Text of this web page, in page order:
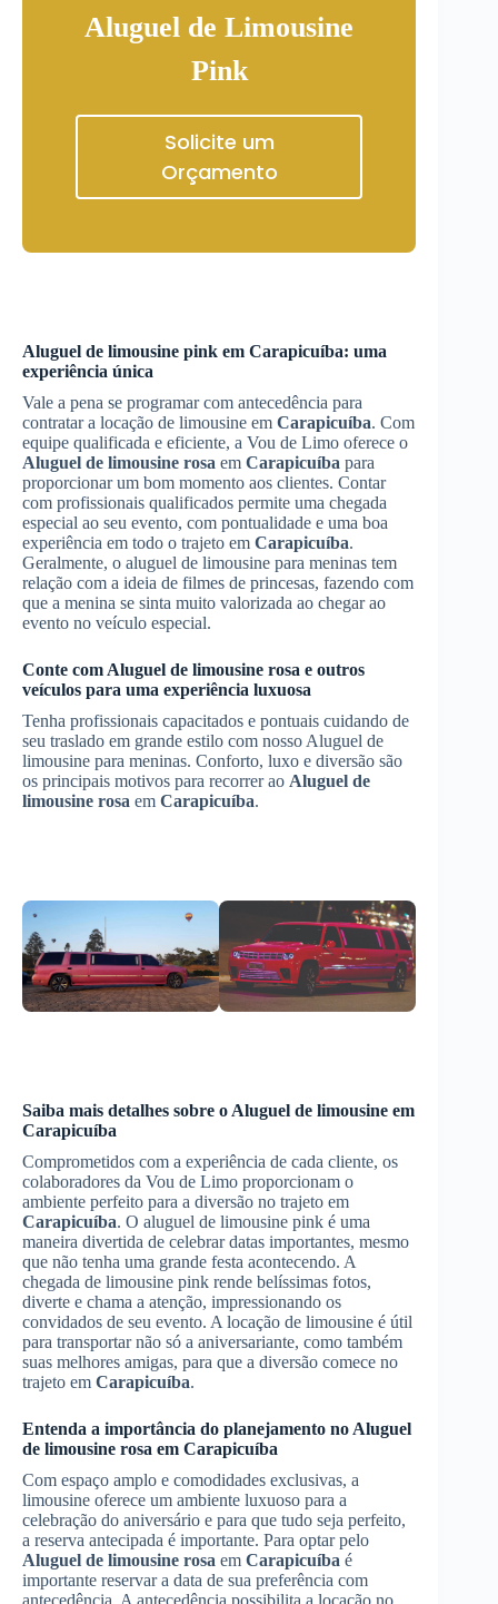
Aluguel de Limousine
Pink
Solicite um
Orçamento
Aluguel de limousine pink em Carapicuíba: uma
experiência única
Vale a pena se programar com antecedência para
contratar a locação de limousine em Carapicuíba. Com
equipe qualificada e eficiente, a Vou de Limo oferece o
Aluguel de limousine rosa em Carapicuíba para
proporcionar um bom momento aos clientes. Contar
com profissionais qualificados permite uma chegada
especial ao seu evento, com pontualidade e uma boa
experiência em todo o trajeto em Carapicuíba.
Geralmente, o aluguel de limousine para meninas tem
relação com a ideia de filmes de princesas, fazendo com
que a menina se sinta muito valorizada ao chegar ao
evento no veículo especial.
Conte com Aluguel de limousine rosa e outros
veículos para uma experiência luxuosa
Tenha profissionais capacitados e pontuais cuidando de
seu traslado em grande estilo com nosso Aluguel de
limousine para meninas. Conforto, luxo e diversão são
os principais motivos para recorrer ao Aluguel de
limousine rosa em Carapicuíba.
Saiba mais detalhes sobre o Aluguel de limousine em
Carapicuíba
Comprometidos com a experiência de cada cliente, os
colaboradores da Vou de Limo proporcionam o
ambiente perfeito para a diversão no trajeto em
Carapicuíba. O aluguel de limousine pink é uma
maneira divertida de celebrar datas importantes, mesmo
que não tenha uma grande festa acontecendo. A
chegada de limousine pink rende belíssimas fotos,
diverte e chama a atenção, impressionando os
convidados de seu evento. A locação de limousine é útil
para transportar não só a aniversariante, como também
suas melhores amigas, para que a diversão comece no
trajeto em Carapicuíba.
Entenda a importância do planejamento no Aluguel
de limousine rosa em Carapicuíba
Com espaço amplo e comodidades exclusivas, a
limousine oferece um ambiente luxuoso para a
celebração do aniversário e para que tudo seja perfeito,
a reserva antecipada é importante. Para optar pelo
Aluguel de limousine rosa em Carapicuíba é
importante reservar a data de sua preferência com
antecedência. A antecedência possibilita a locação no